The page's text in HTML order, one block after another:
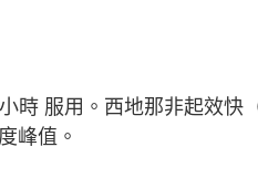
時 服用。西地那非起效
峰值。